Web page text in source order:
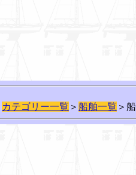
カテゴリー一覧 ＞ 船舶一覧 ＞